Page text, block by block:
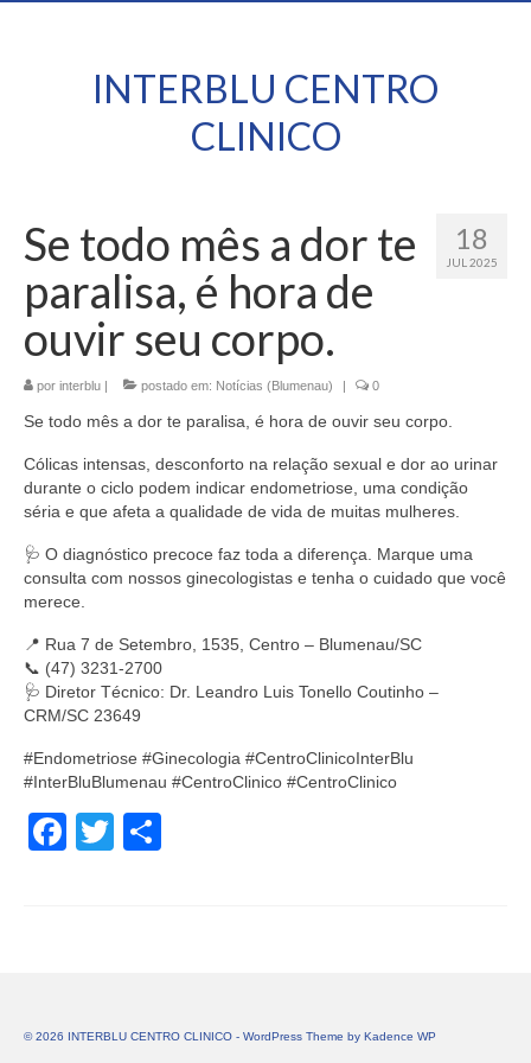
INTERBLU CENTRO
CLINICO
18
JUL 2025
Se todo mês a dor te
paralisa, é hora de
ouvir seu corpo.
por interblu | postado em: Notícias (Blumenau) | 0
Se todo mês a dor te paralisa, é hora de ouvir seu corpo.
Cólicas intensas, desconforto na relação sexual e dor ao urinar
durante o ciclo podem indicar endometriose, uma condição
séria e que afeta a qualidade de vida de muitas mulheres.
🩺 O diagnóstico precoce faz toda a diferença. Marque uma
consulta com nossos ginecologistas e tenha o cuidado que você
merece.
📍 Rua 7 de Setembro, 1535, Centro – Blumenau/SC
📞 (47) 3231-2700
🩺 Diretor Técnico: Dr. Leandro Luis Tonello Coutinho –
CRM/SC 23649
#Endometriose #Ginecologia #CentroClinicoInterBlu
#InterBluBlumenau #CentroClinico #CentroClinico
Facebook
Twitter
© 2026 INTERBLU CENTRO CLINICO - WordPress Theme by Kadence WP